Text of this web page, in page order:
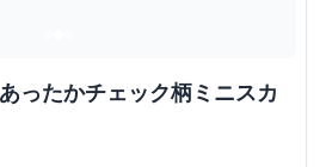
ったかチェック柄ミニスカ